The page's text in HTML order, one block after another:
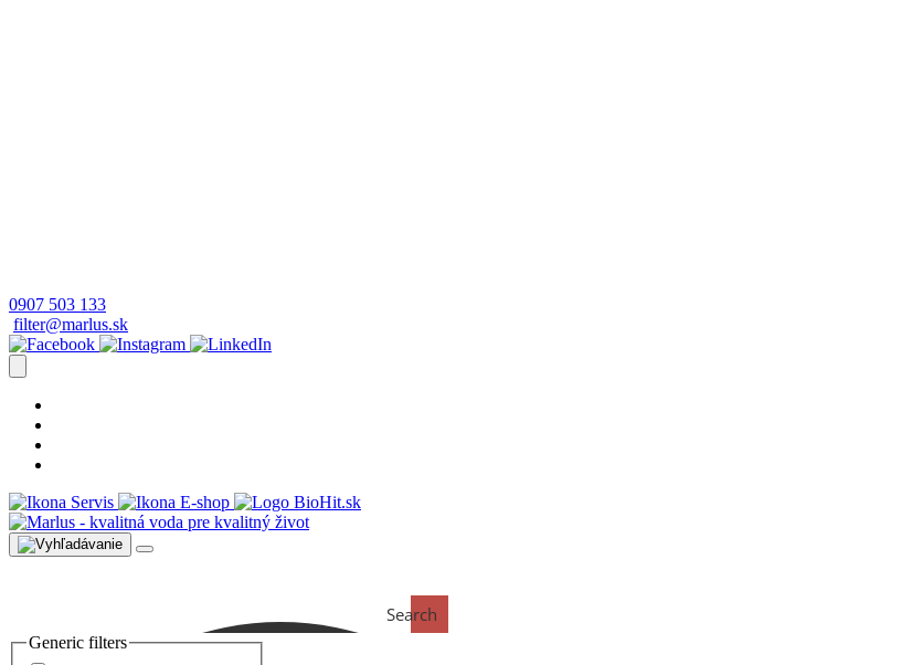
0907 503 133
filter@marlus.sk
Servis E-shop
Search
Generic filters